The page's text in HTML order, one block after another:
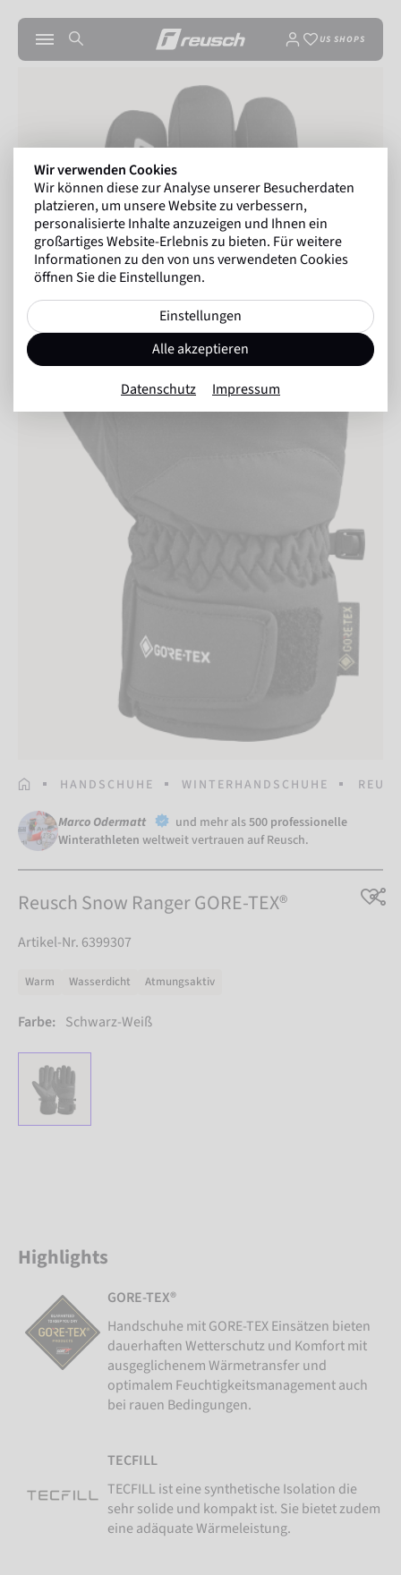
US SHOPS
STARTSEITEHANDSCHUHE WINTERHANDSCHUHE
Marco Odermatt und mehr als500 professionelle
Winterathleten weltweit vertrauen auf Reusch.
Reusch Snow Ranger GORE-TEX®
Artikel-Nr. 6399307
Warm Wasserdicht Atmungsaktiv
Farbe: Schwarz-Weiß
Highlights
GORE-TEX®
Handschuhe mit GORE-TEX Einsätzen bieten
dauerhaften Wetterschutz und Komfort mit
ausgeglichenem Wärmetransfer und
optimalem Feuchtigkeitsmanagement auch
bei rauen Bedingungen.
TECFILL
TECFILL ist eine synthetische Isolation die
sehr solide und kompakt ist. Sie bietet zudem
eine adäquate Wärmeleistung.
Wir verwenden Cookies
Wir können diese zur Analyse unserer Besucherdaten
platzieren, um unsere Website zu verbessern,
personalisierte Inhalte anzuzeigen und Ihnen ein
großartiges Website-Erlebnis zu bieten. Für weitere
Informationen zu den von uns verwendeten Cookies
öffnen Sie die Einstellungen.
Einstellungen
Alle akzeptieren
Datenschutz Impressum